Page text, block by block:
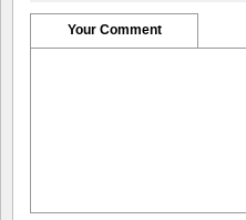
Your Comment